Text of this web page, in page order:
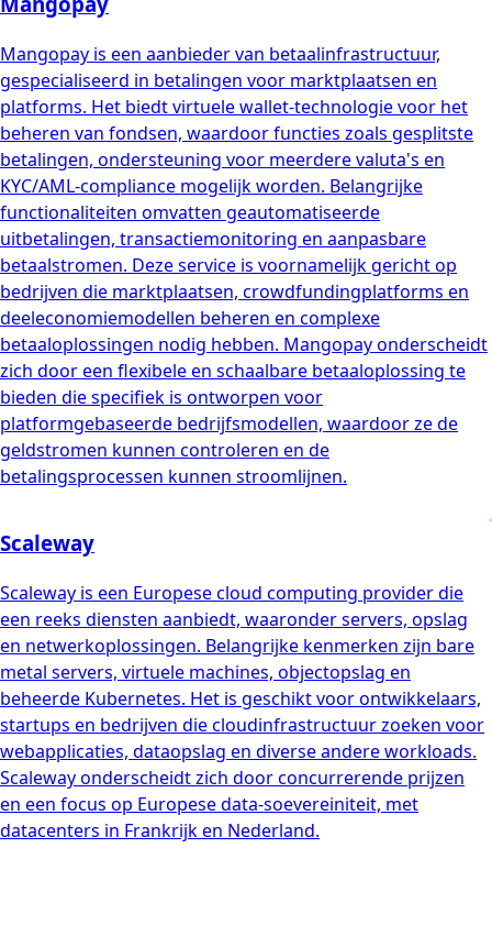
Mangopay is een aanbieder van betaalinfrastructuur,
gespecialiseerd in betalingen voor marktplaatsen en
platforms. Het biedt virtuele wallet-technologie voor het
beheren van fondsen, waardoor functies zoals gesplitste
betalingen, ondersteuning voor meerdere valuta's en
KYC/AML-compliance mogelijk worden. Belangrijke
functionaliteiten omvatten geautomatiseerde
uitbetalingen, transactiemonitoring en aanpasbare
betaalstromen. Deze service is voornamelijk gericht op
bedrijven die marktplaatsen, crowdfundingplatforms en
deeleconomiemodellen beheren en complexe
betaaloplossingen nodig hebben. Mangopay onderscheidt
zich door een flexibele en schaalbare betaaloplossing te
bieden die specifiek is ontworpen voor
platformgebaseerde bedrijfsmodellen, waardoor ze de
geldstromen kunnen controleren en de
betalingsprocessen kunnen stroomlijnen.
Scaleway
Scaleway is een Europese cloud computing provider die
een reeks diensten aanbiedt, waaronder servers, opslag
en netwerkoplossingen. Belangrijke kenmerken zijn bare
metal servers, virtuele machines, objectopslag en
beheerde Kubernetes. Het is geschikt voor ontwikkelaars,
startups en bedrijven die cloudinfrastructuur zoeken voor
webapplicaties, dataopslag en diverse andere workloads.
Scaleway onderscheidt zich door concurrerende prijzen
en een focus op Europese data-soevereiniteit, met
datacenters in Frankrijk en Nederland.